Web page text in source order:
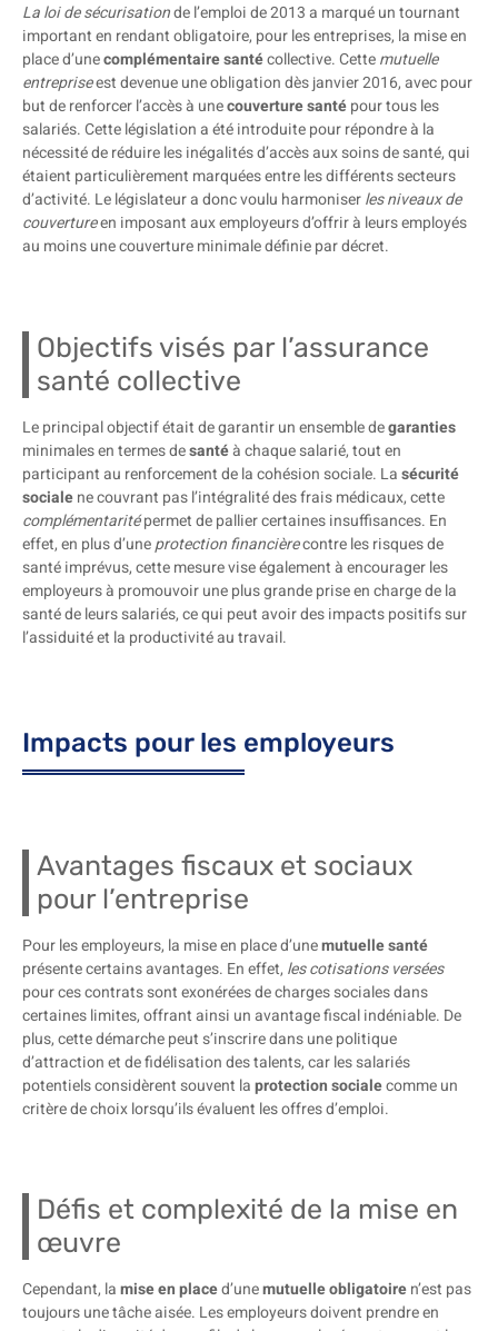
La loi de sécurisationde l’emploi de 2013 a marqué un tournant
important en rendant obligatoire, pour les entreprises, la mise en
place d’unecomplémentaire santécollective. Cettemutuelle
entrepriseest devenue une obligation dès janvier 2016, avec pour
but de renforcer l’accès à unecouverture santépour tous les
salariés. Cette législation a été introduite pour répondre à la
nécessité de réduire les inégalités d’accès aux soins de santé, qui
étaient particulièrement marquées entre les différents secteurs
d’activité. Le législateur a donc voulu harmoniserles niveaux de
couvertureen imposant aux employeurs d’offrir à leurs employés
au moins une couverture minimale définie par décret.
Objectifs visés par l’assurance
santé collective
Le principal objectif était de garantir un ensemble degaranties
minimales en termes desantéà chaque salarié, tout en
participant au renforcement de la cohésion sociale. Lasécurité
socialene couvrant pas l’intégralité des frais médicaux, cette
complémentaritépermet de pallier certaines insuffisances. En
effet, en plus d’uneprotection financièrecontre les risques de
santé imprévus, cette mesure vise également à encourager les
employeurs à promouvoir une plus grande prise en charge de la
santé de leurs salariés, ce qui peut avoir des impacts positifs sur
l’assiduité et la productivité au travail.
Impacts pour les employeurs
Avantages fiscaux et sociaux
pour l’entreprise
Pour les employeurs, la mise en place d’unemutuelle santé
présente certains avantages. En effet, les cotisations versées
pour ces contrats sont exonérées de charges sociales dans
certaines limites, offrant ainsi un avantage fiscal indéniable. De
plus, cette démarche peut s’inscrire dans une politique
d’attraction et de fidélisation des talents, car les salariés
potentiels considèrent souvent laprotection socialecomme un
critère de choix lorsqu’ils évaluent les offres d’emploi.
Défis et complexité de la mise en
œuvre
Cependant, lamise en placed’unemutuelle obligatoiren’est pas
toujours une tâche aisée. Les employeurs doivent prendre en